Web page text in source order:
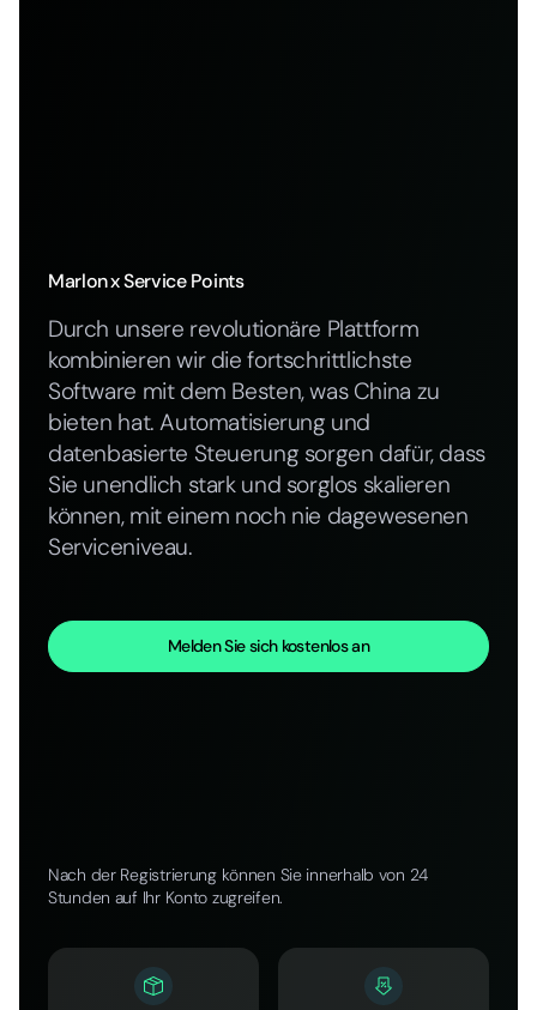
Marlonx Service Points
Durch unsere revolutionäre Plattform
kombinieren wir die fortschrittlichste
Software mit dem Besten, was China zu
bieten hat. Automatisierung und
datenbasierte Steuerung sorgen dafür, dass
Sie unendlich stark und sorglos skalieren
können, mit einem noch nie dagewesenen
Serviceniveau.
Melden Sie sich kostenlos an
Nach der Registrierung können Sie innerhalb von 24
Stunden auf Ihr Konto zugreifen.